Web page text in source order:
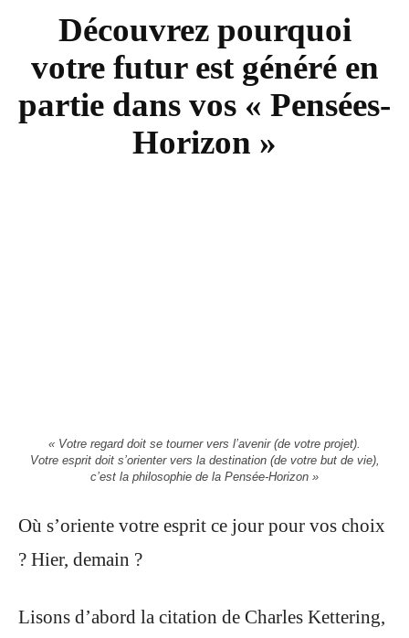
Découvrez pourquoi
votre futur est généré en
partie dans vos « Pensées-
Horizon »
« Votre regard doit se tourner vers l’avenir (de votre projet).
Votre esprit doit s’orienter vers la destination (de votre but de vie),
c’est la philosophie de la Pensée-Horizon »
Où s’oriente votre esprit ce jour pour vos choix
? Hier, demain ?
Lisons d’abord la citation de Charles Kettering,